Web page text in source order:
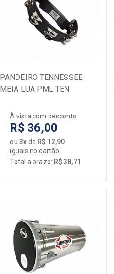
VIOLÕES
Acessórios
Amplificadores
Cabos
Capas / Cases
Cavaquinho
Encordoamentos
Guitalele
[+] Ver todos
PANDEIRO TENNESSEE
MEIA LUA PML TEN
À vista com desconto
R$ 36,00
ou 3xde R$ 12,90
iguais no cartão.
Total a prazo: R$ 38,71